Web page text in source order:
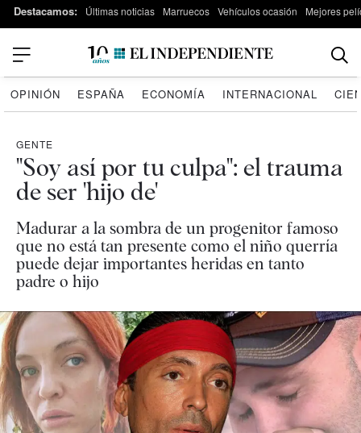
Destacamos: Últimas noticias Marruecos Vehículos ocasión Mejores
OPINIÓN ESPAÑA ECONOMÍA INTERNACIONAL
GENTE
"Soy así por tu culpa": el trauma
de ser 'hijo de'
Madurar a la sombra de un progenitor famoso
que no está tan presente como el niño querría
puede dejar importantes heridas en tanto
padre o hijo